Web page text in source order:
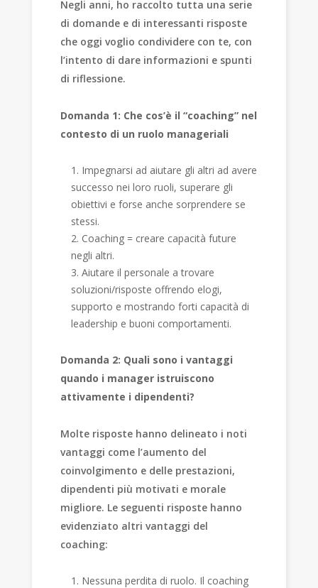
Negli anni, ho raccolto tutta una serie
di domande e di interessanti risposte
che oggi voglio condividere con te, con
l’intento di dare informazioni e spunti
di riflessione.
Domanda 1: Che cos’è il “coaching” nel
contesto di un ruolo manageriali
Impegnarsi ad aiutare gli altri ad avere
successo nei loro ruoli, superare gli
obiettivi e forse anche sorprendere se
stessi.
Coaching = creare capacità future
negli altri.
Aiutare il personale a trovare
soluzioni/risposte offrendo elogi,
supporto e mostrando forti capacità di
leadership e buoni comportamenti.
Domanda 2: Quali sono i vantaggi
quando i manager istruiscono
attivamente i dipendenti?
Molte risposte hanno delineato i noti
vantaggi come l’aumento del
coinvolgimento e delle prestazioni,
dipendenti più motivati ​​e morale
migliore. Le seguenti risposte hanno
evidenziato altri vantaggi del
coaching:
Nessuna perdita di ruolo. Il coaching